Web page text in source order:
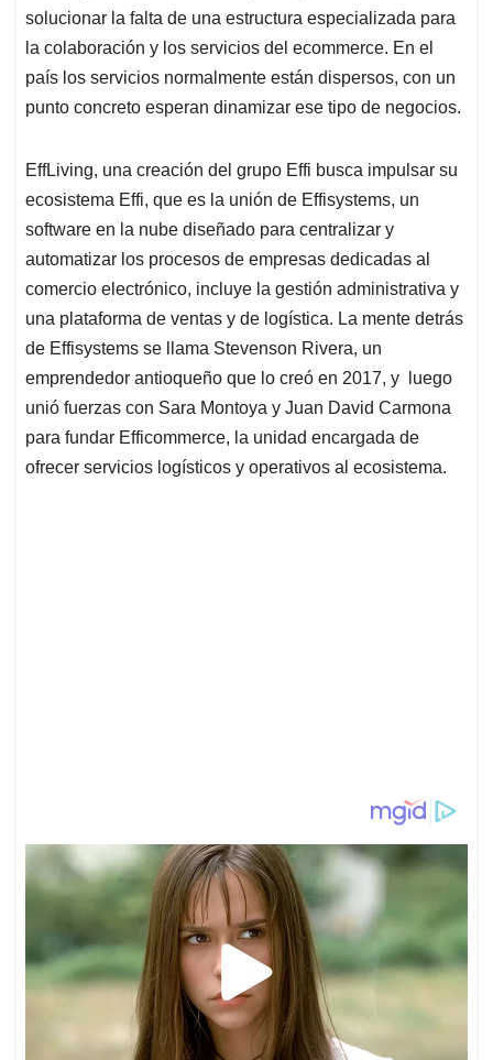
solucionar la falta de una estructura especializada para
la colaboración y los servicios del ecommerce. En el
país los servicios normalmente están dispersos, con un
punto concreto esperan dinamizar ese tipo de negocios.
EffLiving, una creación del grupo Effi busca impulsar su
ecosistema Effi, que es la unión de Effisystems, un
software en la nube diseñado para centralizar y
automatizar los procesos de empresas dedicadas al
comercio electrónico, incluye la gestión administrativa y
una plataforma de ventas y de logística. La mente detrás
de Effisystems se llama Stevenson Rivera, un
emprendedor antioqueño que lo creó en 2017, y luego
unió fuerzas con Sara Montoya y Juan David Carmona
para fundar Efficommerce, la unidad encargada de
ofrecer servicios logísticos y operativos al ecosistema.